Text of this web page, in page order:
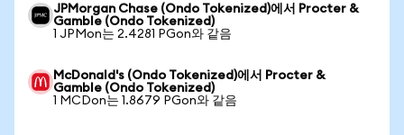
JPMorgan Chase (Ondo Tokenized)에서 Procter &
Gamble (Ondo Tokenized)
1 JPMon는 2.4281 PGon와 같음
McDonald's (Ondo Tokenized)에서 Procter &
Gamble (Ondo Tokenized)
1 MCDon는 1.8679 PGon와 같음